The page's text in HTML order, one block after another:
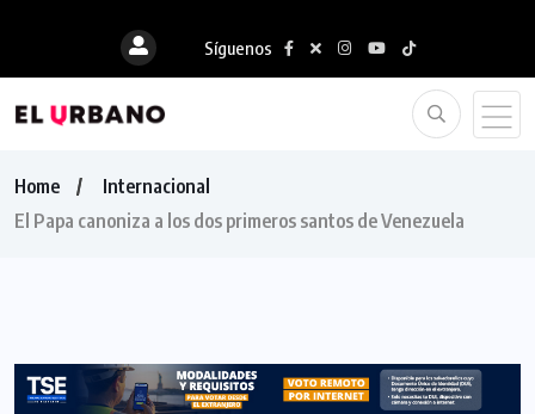
Síguenos
Home
Internacional
El Papa canoniza a los dos primeros santos de Venezuela